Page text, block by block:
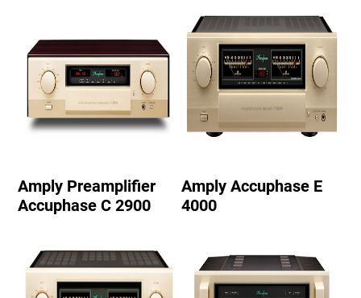
Amply Preamplifier
Accuphase C 2900
Amply Accuphase E
4000